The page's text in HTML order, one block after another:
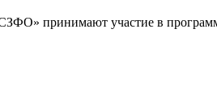
принимают участие в